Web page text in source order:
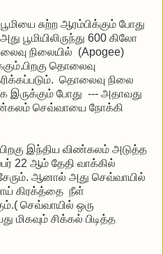
சுற்ற ஆரம்பிக்கும் போது
பூமியிலிருந்து 600 கிலோ
நிலையில் (Apogee)
தொலைவு
தொலைவு நிலை
இருக்கும் போது --- அதாவது
செவ்வாயை நோக்கி
இந்திய விண்கலம் அடுத்த
22 ஆம் தேதி வாக்கில்
ஆனால் அது செவ்வாயில்
கிரக்த்தை நீள்
செவ்வாயில் ஒரு
சிக்கல் பிடித்த